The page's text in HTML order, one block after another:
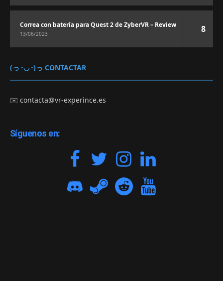
Correa con batería para Quest 2 de ZyberVR – Review
13/06/2023 8
(っ◔◡◔)っ CONTACTAR
✉️contacta@vr-experince.es
Síguenos en: